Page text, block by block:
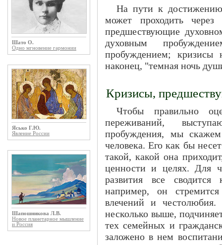
Шато О.
Одно мгновение гармонии
Ясько Г.Ю.
Явление России
Шапошникова Л.В.
Новое планетарное мышление
и Россия
На пути к достижению
может проходить через
предшествующие
духовным
пробуждением; кризисы
наконец, "темная ночь
Кризисы,
Чтобы правильно
переживаний,
пробуждения, мы
человека. Его как бы
такой, какой она
ценности и целях. Для
развития все
например, он
влечений и честолюбия.
несколько выше,
тех семейных и
заложено в нем